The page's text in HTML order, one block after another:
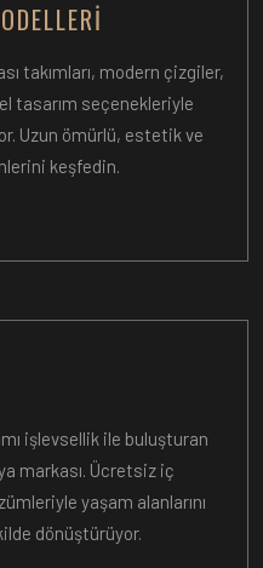
takımları, modern çizgiler,
tasarım seçenekleriyle
Uzun ömürlü, estetik ve
keşfedin.
işlevsellik ile buluşturan
markası. Ücretsiz iç
yaşam alanlarını
dönüştürüyor.